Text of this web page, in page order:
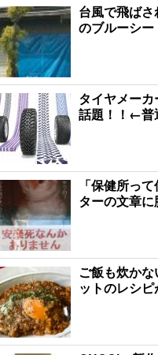
台風で飛ば
のブルーシ
タイヤメー
話題！！←普
「保健所っ
ターの文章に
ご飯も炊か
ットのレシピ